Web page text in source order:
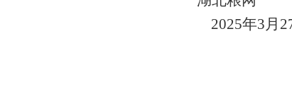
2025年3月